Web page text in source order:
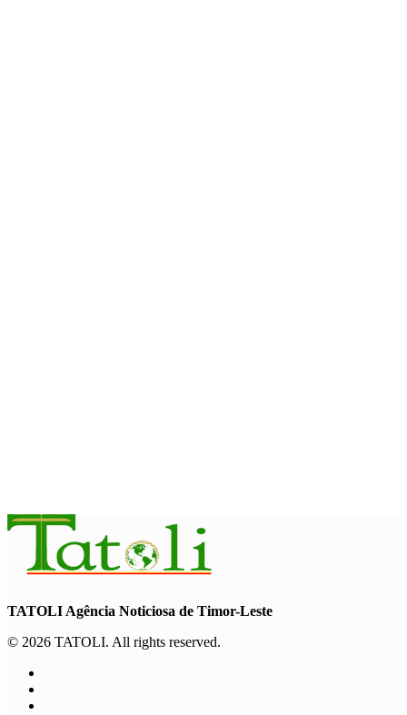
TATOLI Agência Noticiosa de Timor-Leste
© 2026 TATOLI. All rights reserved.